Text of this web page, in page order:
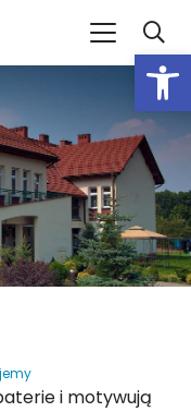
i motywują